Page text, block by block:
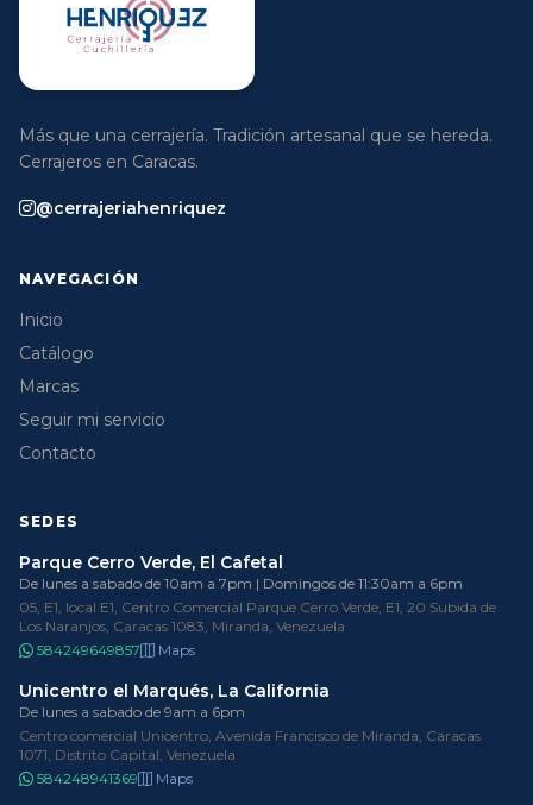
Más que una cerrajería. Tradición artesanal que se hereda.
Cerrajeros en Caracas.
@cerrajeriahenriquez
NAVEGACIÓN
Inicio
Catálogo
Marcas
Seguir mi servicio
Contacto
SEDES
Parque Cerro Verde, El Cafetal
De lunes a sabado de 10am a 7pm | Domingos de 11:30am a 6pm
05, E1, local E1, Centro Comercial Parque Cerro Verde, E1, 20 Subida de
Los Naranjos, Caracas 1083, Miranda, Venezuela
584249649857
Maps
Unicentro el Marqués, La California
De lunes a sabado de 9am a 6pm
Centro comercial Unicentro, Avenida Francisco de Miranda, Caracas
1071, Distrito Capital, Venezuela
584248941369
Maps